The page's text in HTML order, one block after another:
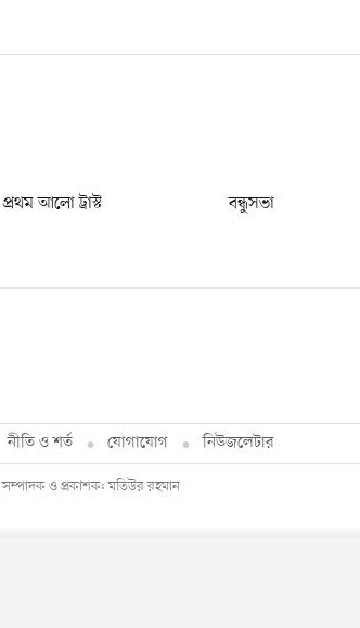
প্রথম আলো ট্রাস্ট বন্ধুসভা
নীতি ও শর্ত যোগাযোগ নিউজলেটার
সম্পাদক ও প্রকাশক: মতিউর রহমান